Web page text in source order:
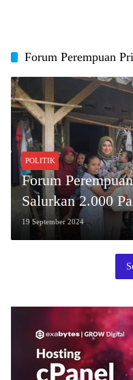
Forum Perempuan
POLITIK
Forum
Salurkan 2.000
Kota Tasikmalaya
19 September 2024